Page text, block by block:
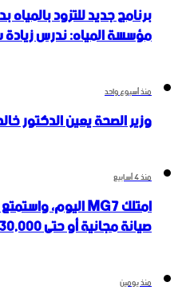
برنامج جديد للتزود
مؤسسة المياه: ندرس زيادة
منذ أسبوع واحد
وزير الصحة يعين الدكتور
منذ 4 أسابيع
صيانة مجانية أو حتى 30,000 كم (أيهما أسبق).
منذ يومين